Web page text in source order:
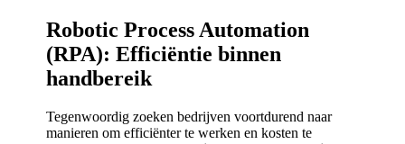
Robotic Process Automation
(RPA): Efficiëntie binnen
handbereik
Tegenwoordig zoeken bedrijven voortdurend naar
manieren om efficiënter te werken en kosten te